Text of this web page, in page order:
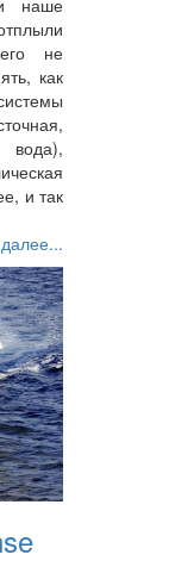
наше
не
как
и так